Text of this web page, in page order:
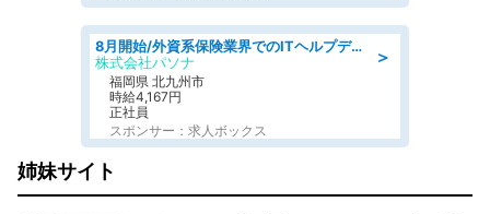
＞
8月開始/外資系保険業界でのITヘルプデスク業務/駅近/即日勤務可/ヘルプデスク
株式会社パソナ
福岡県 北九州市
時給4,167円
正社員
スポンサー：求人ボックス
姉妹サイト